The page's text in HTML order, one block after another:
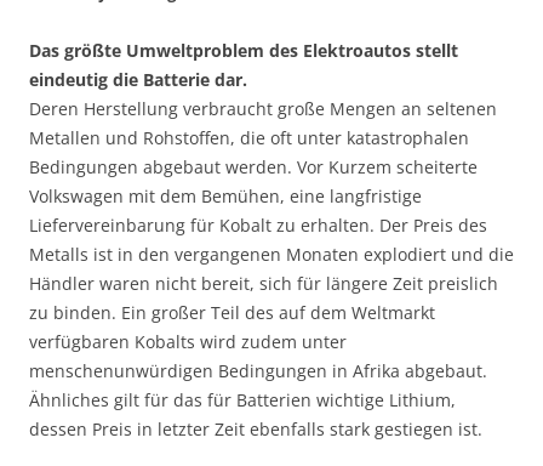
Das größte Umweltproblem des Elektroautos stellt
eindeutig die Batterie dar.
Deren Herstellung verbraucht große Mengen an seltenen
Metallen und Rohstoffen, die oft unter katastrophalen
Bedingungen abgebaut werden. Vor Kurzem scheiterte
Volkswagen mit dem Bemühen, eine langfristige
Liefervereinbarung für Kobalt zu erhalten. Der Preis des
Metalls ist in den vergangenen Monaten explodiert und die
Händler waren nicht bereit, sich für längere Zeit preislich
zu binden. Ein großer Teil des auf dem Weltmarkt
verfügbaren Kobalts wird zudem unter
menschenunwürdigen Bedingungen in Afrika abgebaut.
Ähnliches gilt für das für Batterien wichtige Lithium,
dessen Preis in letzter Zeit ebenfalls stark gestiegen ist.